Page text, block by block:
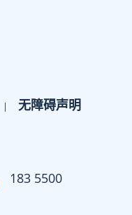
无障碍声明
183 5500